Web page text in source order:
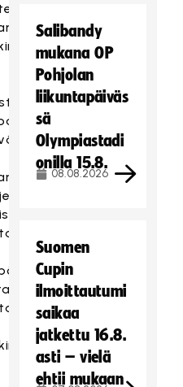
Salibandy
mukana OP
Pohjolan
liikuntapäiväs
sä
Olympiastadi
onilla 15.8.
08.08.2026
Suomen
Cupin
ilmoittautumi
saikaa
jatkettu 16.8.
asti – vielä
ehtii mukaan